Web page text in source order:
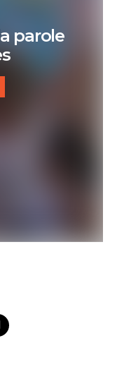
parole